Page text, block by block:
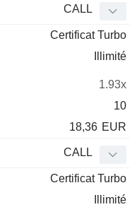
CALL
Certificat Turbo
Illimité
1.93x
10
18,36 EUR
CALL
Certificat Turbo
Illimité